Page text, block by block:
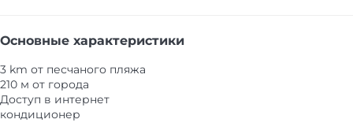
Основные характеристики
3 km от песчаного пляжа
210 м от города
Доступ в интернет
кондиционер